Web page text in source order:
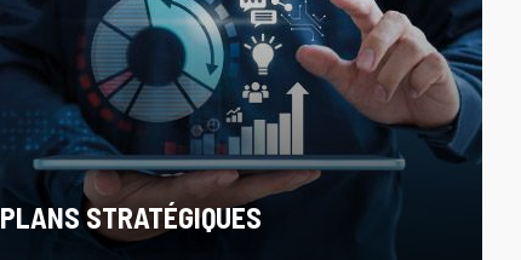
PLANS STRATÉGIQUES